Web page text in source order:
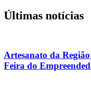
Últimas notícias
Artesanato da
Feira do